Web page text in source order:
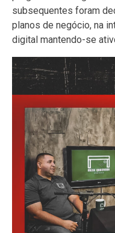
subsequentes foram
planos de negócio, na
digital mantendo-se